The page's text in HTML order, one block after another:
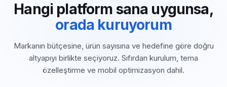
Hangi platform sana uygunsa,
orada kuruyorum
Markanın bütçesine, ürün sayısına ve hedefine göre doğru
altyapıyı birlikte seçiyoruz. Sıfırdan kurulum, tema
özelleştirme ve mobil optimizasyon dahil.